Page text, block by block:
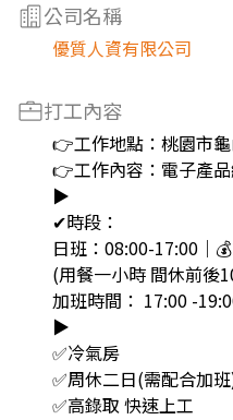
公司名稱
優質人資有限公司
打工內容
👉工作地點：桃園市
👉工作內容：電子產
▶︎
✔時段：
日班：08:00-17:00
(用餐一小時 間休前後
加班時間： 17:00 -
▶︎
✅冷氣房
✅周休二日(需配合加
✅高錄取 快速上工